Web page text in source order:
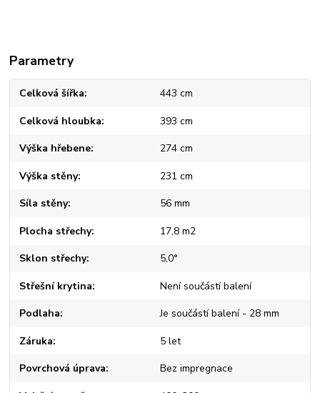
Parametry
Celková šířka 443 cm
Celková hloubka 393 cm
Výška hřebene 274 cm
Výška stěny 231 cm
Síla stěny 56 mm
Plocha střechy 17,8 m2
Sklon střechy 5,0°
Střešní krytina Není součástí balení
Podlaha Je součástí balení - 28 mm
Záruka 5 let
Povrchová úprava Bez impregnace